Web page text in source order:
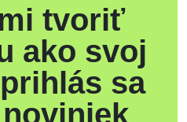
tvoriť
ako svoj
sa